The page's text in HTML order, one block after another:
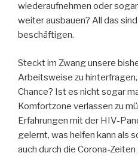
wiederaufnehmen oder
weiter ausbauen? All das
beschäftigen.
Steckt im Zwang unsere
Arbeitsweise zu
Chance? Ist es nicht sogar
Komfortzone verlassen zu
Erfahrungen mit der HIV-
gelernt, was helfen kann als
auch durch die Corona-Zeiten